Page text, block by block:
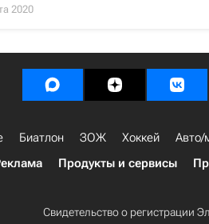
2020
Биатлон ЗОЖ Хоккей Авто/
Продукты и сервисы
Свидетельство о регистрации